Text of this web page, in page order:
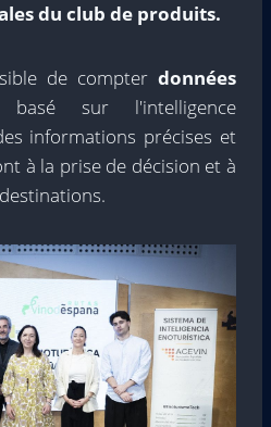
du club de produits.
de compter données
sur l'intelligence
informations précises et
à la prise de décision et à